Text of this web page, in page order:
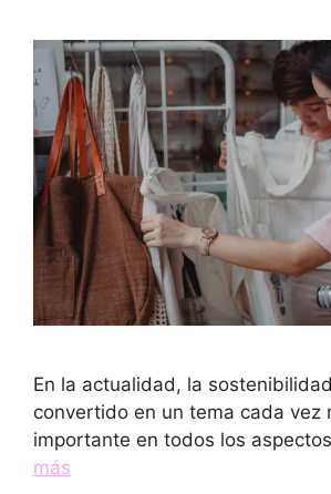
En la actualidad, la
convertido en un tema cada vez
importante en todos los
más